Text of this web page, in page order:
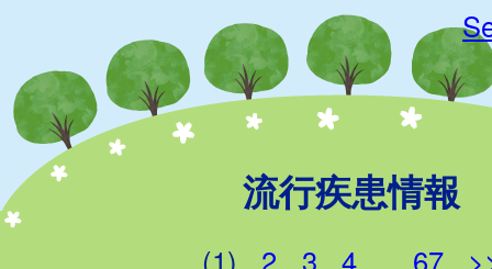
流行疾患情報
(1) 2 3 4 ... 67